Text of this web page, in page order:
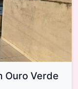
Ouro Verde